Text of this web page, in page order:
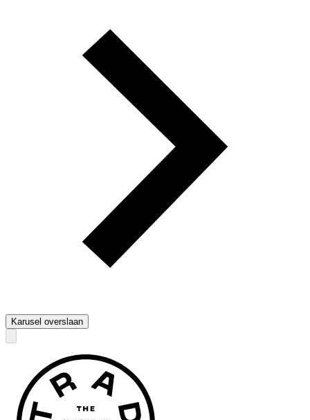
Karusel overslaan